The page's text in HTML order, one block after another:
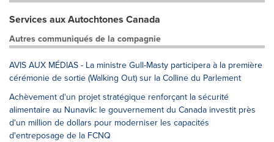
Services aux Autochtones Canada
Autres communiqués de la compagnie
AVIS AUX MÉDIAS - La ministre Gull-Masty participera à la première
cérémonie de sortie (Walking Out) sur la Colline du Parlement
Achèvement d'un projet stratégique renforçant la sécurité
alimentaire au Nunavik: le gouvernement du Canada investit près
d'un million de dollars pour moderniser les capacités
d'entreposage de la FCNQ